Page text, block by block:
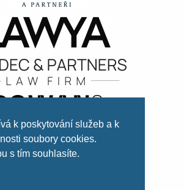
k poskytování služeb a k
soubory cookies.
s tím souhlasíte.